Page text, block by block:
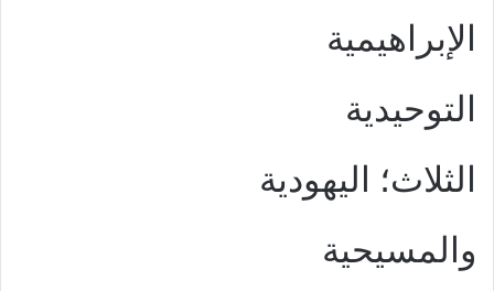
الإبراهيمية
التوحيدية
الثلاث؛ اليهودية
والمسيحية